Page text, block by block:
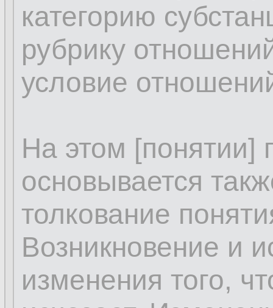
категорию
рубрику
условие
На этом [понятии]
основывается
толкование
Возникновение и
изменения того,